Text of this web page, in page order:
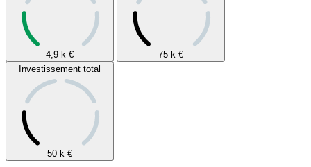
4,9 k € 75 k €
Investissement total
50 k €